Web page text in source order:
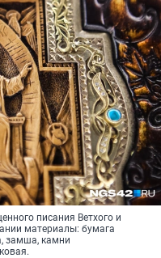
писания Ветхого и
материалы: бумага
замша, камни